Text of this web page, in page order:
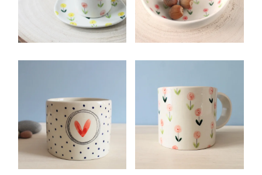
TAZZINA
Ceramiche per la
Tavola
CIOTOLINA A
Ceramiche per la
Tavola